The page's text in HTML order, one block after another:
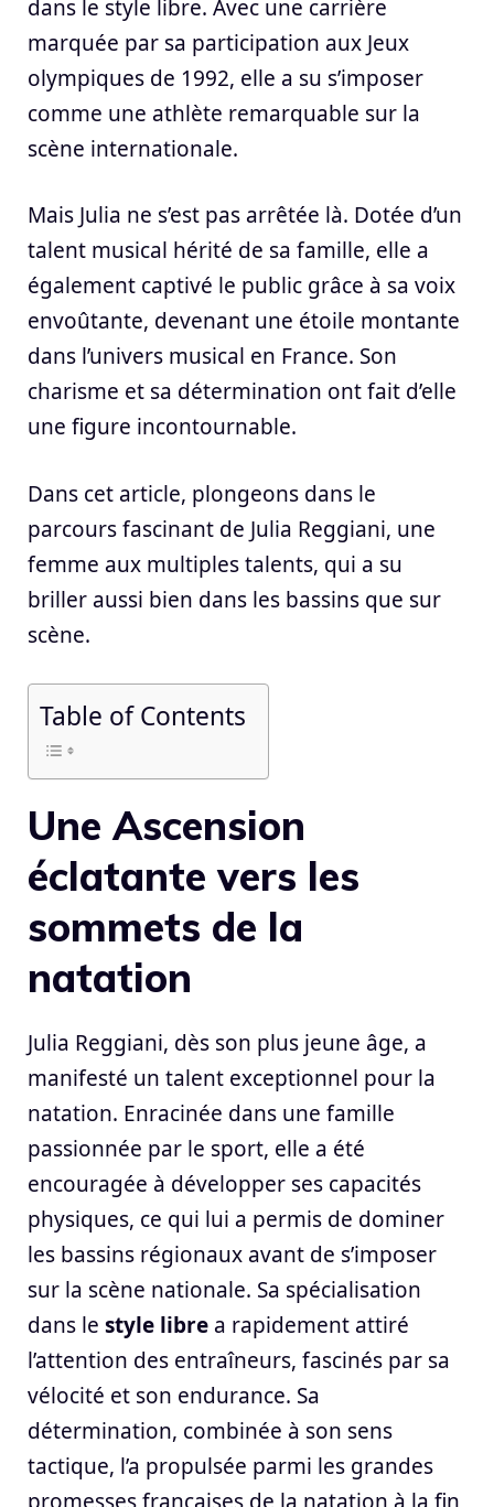
dans le style libre. Avec une carrière
marquée par sa participation aux Jeux
olympiques de 1992, elle a su s’imposer
comme une athlète remarquable sur la
scène internationale.
Mais Julia ne s’est pas arrêtée là. Dotée d’un
talent musical hérité de sa famille, elle a
également captivé le public grâce à sa voix
envoûtante, devenant une étoile montante
dans l’univers musical en France. Son
charisme et sa détermination ont fait d’elle
une figure incontournable.
Dans cet article, plongeons dans le
parcours fascinant de Julia Reggiani, une
femme aux multiples talents, qui a su
briller aussi bien dans les bassins que sur
scène.
Table of Contents
Une Ascension
éclatante vers les
sommets de la
natation
Julia Reggiani, dès son plus jeune âge, a
manifesté un talent exceptionnel pour la
natation. Enracinée dans une famille
passionnée par le sport, elle a été
encouragée à développer ses capacités
physiques, ce qui lui a permis de dominer
les bassins régionaux avant de s’imposer
sur la scène nationale. Sa spécialisation
dans le style libre a rapidement attiré
l’attention des entraîneurs, fascinés par sa
vélocité et son endurance. Sa
détermination, combinée à son sens
tactique, l’a propulsée parmi les grandes